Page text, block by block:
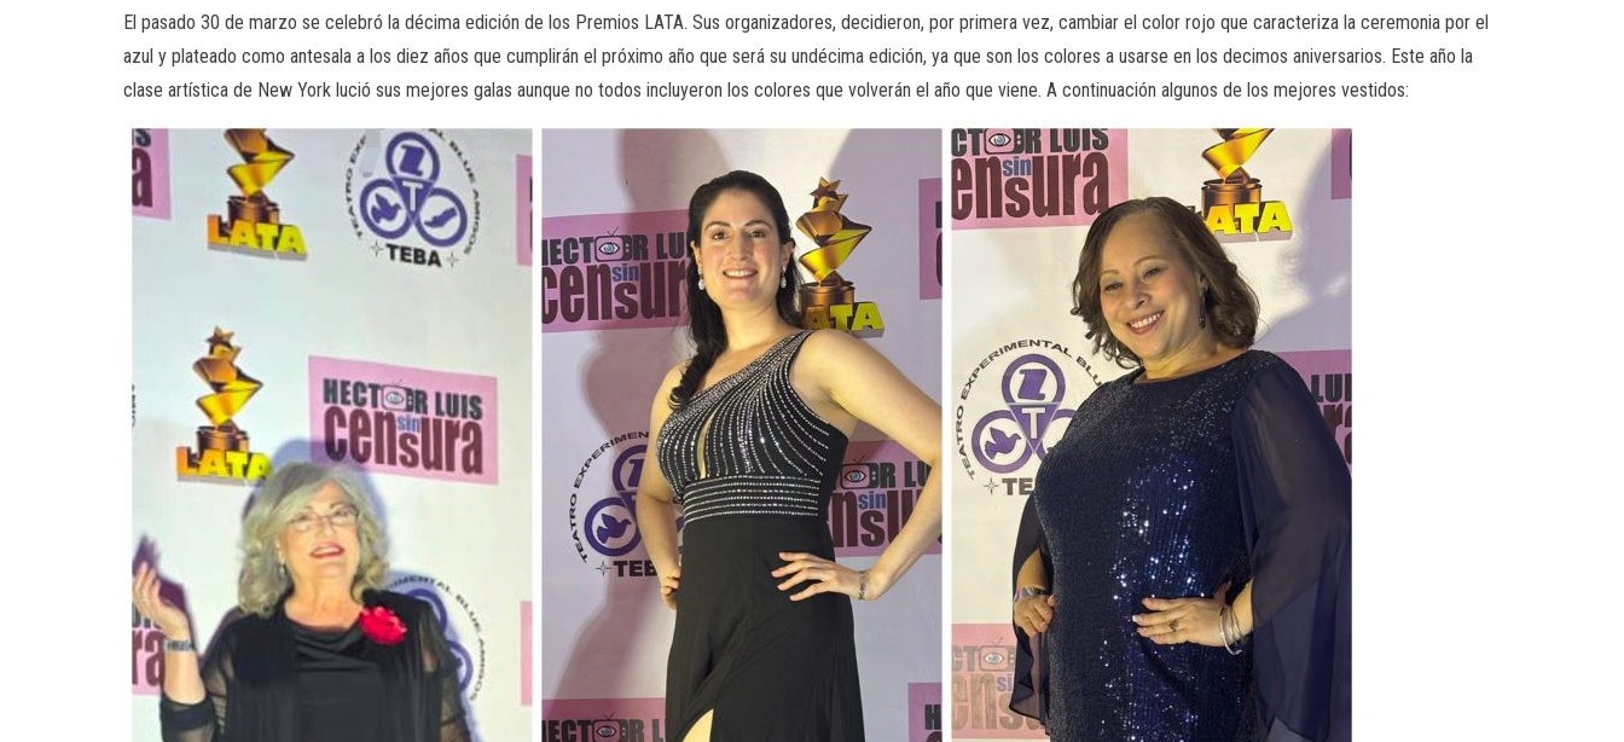
El pasado 30 de marzo se celebró la décima edición de los Premios LATA. Sus organizadores, decidieron, por primera vez, cambiar el color rojo que caracteriza la ceremonia por el
azul y plateado como antesala a los diez años que cumplirán el próximo año que será su undécima edición, ya que son los colores a usarse en los decimos aniversarios. Este año la
clase artística de New York lució sus mejores galas aunque no todos incluyeron los colores que volverán el año que viene. A continuación algunos de los mejores vestidos: